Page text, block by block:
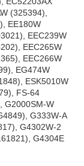
(325394),
EE180W
EEC239W
EEC265W
EEC266W
EG474W
ESK5010W
FS-64
G2000SM-W
G333W-A
G4302W-2
G4304E